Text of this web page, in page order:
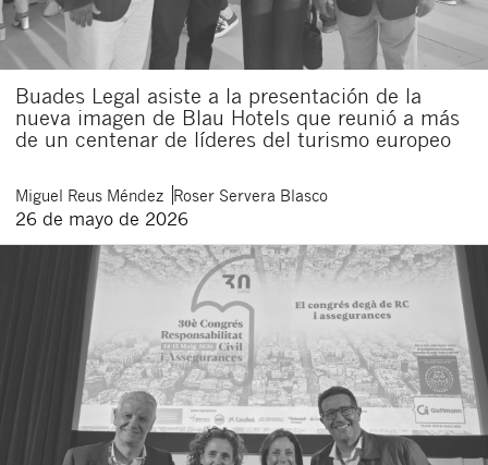
Buades Legal asiste a la presentación de la
nueva imagen de Blau Hotels que reunió a más
de un centenar de líderes del turismo europeo
Miguel Reus Méndez Roser Servera Blasco
26 de mayo de 2026